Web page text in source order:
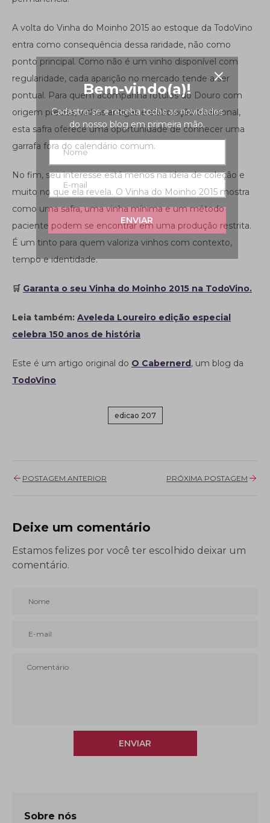
Bem-vindo(a)!
Cadastre-se e receba todas as novidades
do nosso blog em primeira mão.
ENVIAR
A volta do Vinha do Moinho 2015 ao estoque da TodoVino
entra como consequência dessa raridade, não como
ponto principal. Como não é um vinho disponível com
regularidade, cada aparição no mercado tende a ser
pontual. Para quem acompanha rótulos do Douro com
origem precisa, vinhas antigas e elaboração tradicional,
esta safra oferece uma oportunidade de conhecer uma
garrafa fora do calendário comum.
No fim, seu interesse está menos na ideia de coleção e
muito no que ela revela. O Vinha do Moinho 2015 mostra
como uma safra, uma vinha mínima e um método
paciente podem se encontrar em uma produção restrita.
É um tinto para quem valoriza vinhos com contexto,
tempo e identidade.
🛒 Garanta o seu Vinha do Moinho 2015 na TodoVino.
Leia também: Aveleda Loureiro edição especial
celebra 150 anos de história
Este é um artigo original do O Cabernerd , um blog da
TodoVino
edicao 207
POSTAGEM ANTERIOR PRÓXIMA POSTAGEM
Deixe um comentário
Estamos felizes por você ter escolhido deixar um
comentário.
ENVIAR
Sobre nós